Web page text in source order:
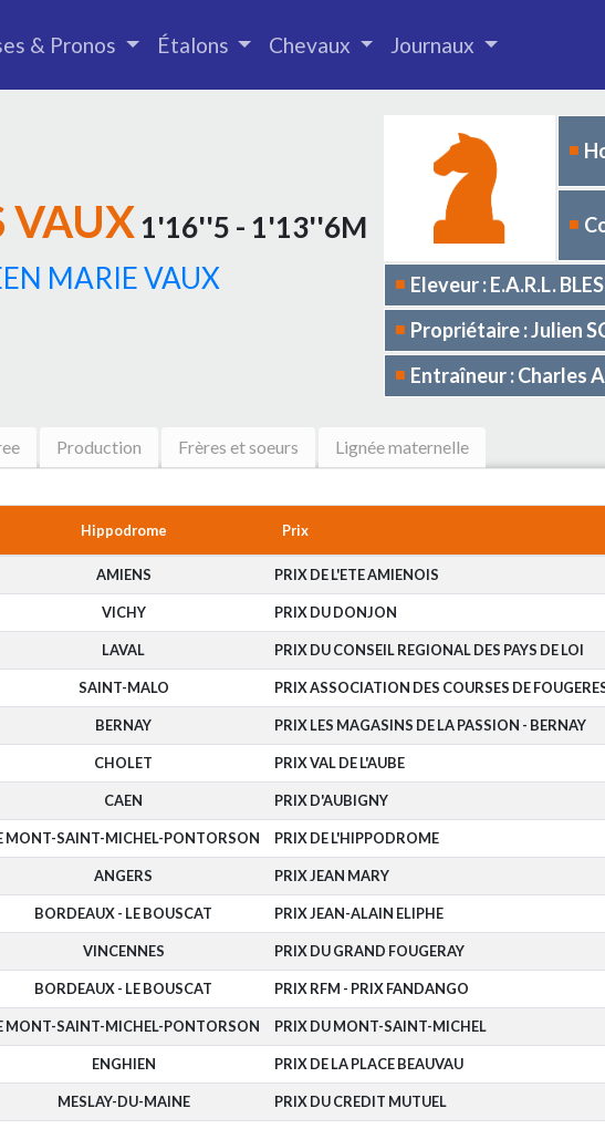
& Pronos Étalons Chevaux Journaux
VAUX 1'16''5 - 1'13''6M
MARIE VAUX
Eleveur : E.A.R.L.
Propriétaire : Julien
Entraîneur : Charles
Production Frères et soeurs Lignée maternelle
Hippodrome Prix
AMIENS PRIX DE L'ETE AMIENOIS
VICHY PRIX DU DONJON
LAVAL PRIX DU CONSEIL REGIONAL DES PAYS DE LOI
SAINT-MALO PRIX ASSOCIATION DES COURSES DE
BERNAY PRIX LES MAGASINS DE LA PASSION - BERNAY
CHOLET PRIX VAL DE L'AUBE
CAEN PRIX D'AUBIGNY
MONT-SAINT-MICHEL-PONTORSON PRIX DE L'HIPPODROME
ANGERS PRIX JEAN MARY
BORDEAUX - LE BOUSCAT PRIX JEAN-ALAIN ELIPHE
VINCENNES PRIX DU GRAND FOUGERAY
BORDEAUX - LE BOUSCAT PRIX RFM - PRIX FANDANGO
MONT-SAINT-MICHEL-PONTORSON PRIX DU MONT-SAINT-MICHEL
ENGHIEN PRIX DE LA PLACE BEAUVAU
MESLAY-DU-MAINE PRIX DU CREDIT MUTUEL